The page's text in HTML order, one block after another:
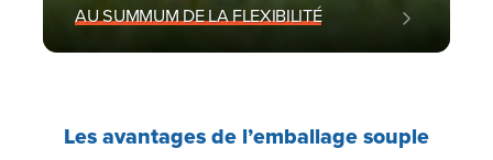
AU SUMMUM DE LA FLEXIBILITÉ
Les avantages de l’emballage souple